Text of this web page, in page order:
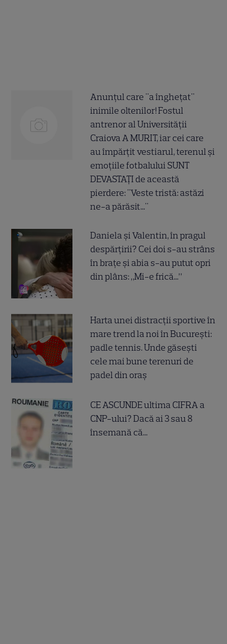
Anunțul care "a înghețat"
inimile oltenilor! Fostul
antrenor al Universității
Craiova A MURIT, iar cei care
au împărțit vestiarul, terenul și
emoțiile fotbalului SUNT
DEVASTAȚI de această
pierdere: "Veste tristă: astăzi
ne-a părăsit..."
Daniela și Valentin, în pragul
despărțirii? Cei doi s-au strâns
în brațe și abia s-au putut opri
din plâns: „Mi-e frică...”
Harta unei distracții sportive în
mare trend la noi în București:
padle tennis. Unde găsești
cele mai bune terenuri de
padel din oraș
CE ASCUNDE ultima CIFRA a
CNP-ului? Dacă ai 3 sau 8
însemană că...